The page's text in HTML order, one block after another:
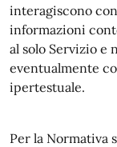
interagiscono
informazioni
al solo Servizio e
eventualmente
ipertestuale.
Per la Normativa